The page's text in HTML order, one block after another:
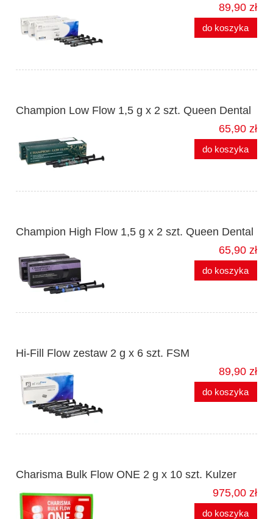
89,90 zł
do koszyka
Champion Low Flow 1,5 g x 2 szt. Queen Dental
65,90 zł
do koszyka
Champion High Flow 1,5 g x 2 szt. Queen Dental
65,90 zł
do koszyka
Hi-Fill Flow zestaw 2 g x 6 szt. FSM
89,90 zł
do koszyka
Charisma Bulk Flow ONE 2 g x 10 szt. Kulzer
975,00 zł
do koszyka